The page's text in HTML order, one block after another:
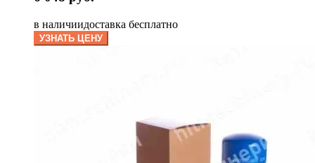
в наличиидоставка бесплатно
УЗНАТЬ ЦЕНУ